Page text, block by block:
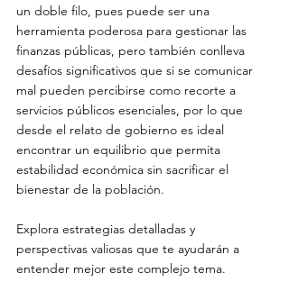
un doble filo, pues puede ser una
herramienta poderosa para gestionar las
finanzas públicas, pero también conlleva
desafíos significativos que si se comunicar
mal pueden percibirse como recorte a
servicios públicos esenciales, por lo que
desde el relato de gobierno es ideal
encontrar un equilibrio que permita
estabilidad económica sin sacrificar el
bienestar de la población.
Explora estrategias detalladas y
perspectivas valiosas que te ayudarán a
entender mejor este complejo tema.